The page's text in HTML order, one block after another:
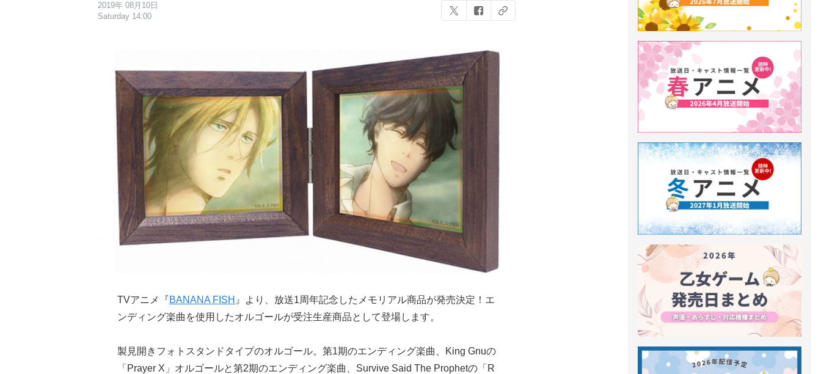
2019年 08月10日
Saturday 14:00
TVアニメ『BANANA FISH 』より、放送1周年記念したメモリアル商品が発売決定！エ
ンディング楽曲を使用したオルゴールが受注生産商品として登場します。
製見開きフォトスタンドタイプのオルゴール。第1期のエンディング楽曲、King Gnuの
「Prayer X」オルゴールと第2期のエンディング楽曲、Survive Said The Prophetの「R